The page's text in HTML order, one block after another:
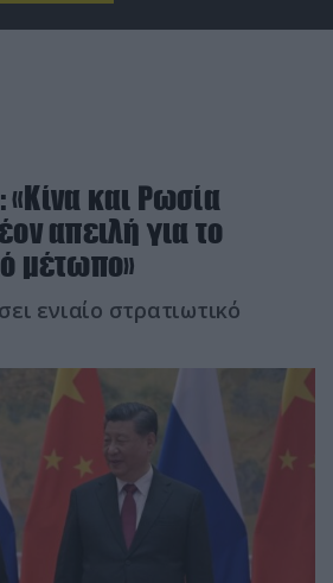
και Ρωσία
απειλή για το
μέτωπο»
ενιαίο στρατιωτικό